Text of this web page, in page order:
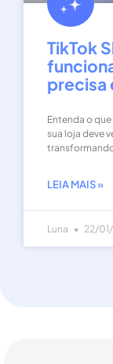
TikTok
precisa
Entenda o
sua loja deve
LEIA MAIS »
Luna 22/